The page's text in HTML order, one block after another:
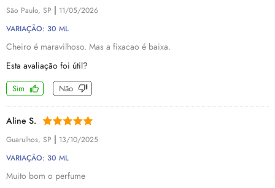
São Paulo, SP | 11/05/2026
VARIAÇÃO: 30 ML
Cheiro é maravilhoso. Mas a fixacao é baixa.
Esta avaliação foi útil?
Sim Não
Aline S.
Guarulhos, SP | 13/10/2025
VARIAÇÃO: 30 ML
Muito bom o perfume